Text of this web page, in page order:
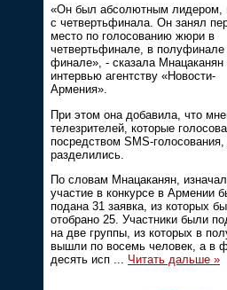
«Он был абсолютным лидером,
с четвертьфинала. Он занял
место по голосованию жюри в
четвертьфинале, в полуфинале
финале», - сказала Мнацаканян
интервью агентству «Новости-
Армения».
При этом она добавила, что
телезрителей, которые
посредством SMS-голосования,
разделились.
По словам Мнацаканян,
участие в конкурсе в Армении
подана 31 заявка, из которых
отобрано 25. Участники были
на две группы, из которых в
вышли по восемь человек, а в
десять исп
Читать дальше »